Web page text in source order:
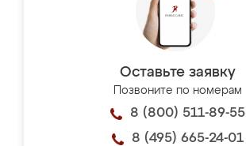
Оставьте заявку
Позвоните по номерам
8 (800) 511-89-55
8 (495) 665-24-01